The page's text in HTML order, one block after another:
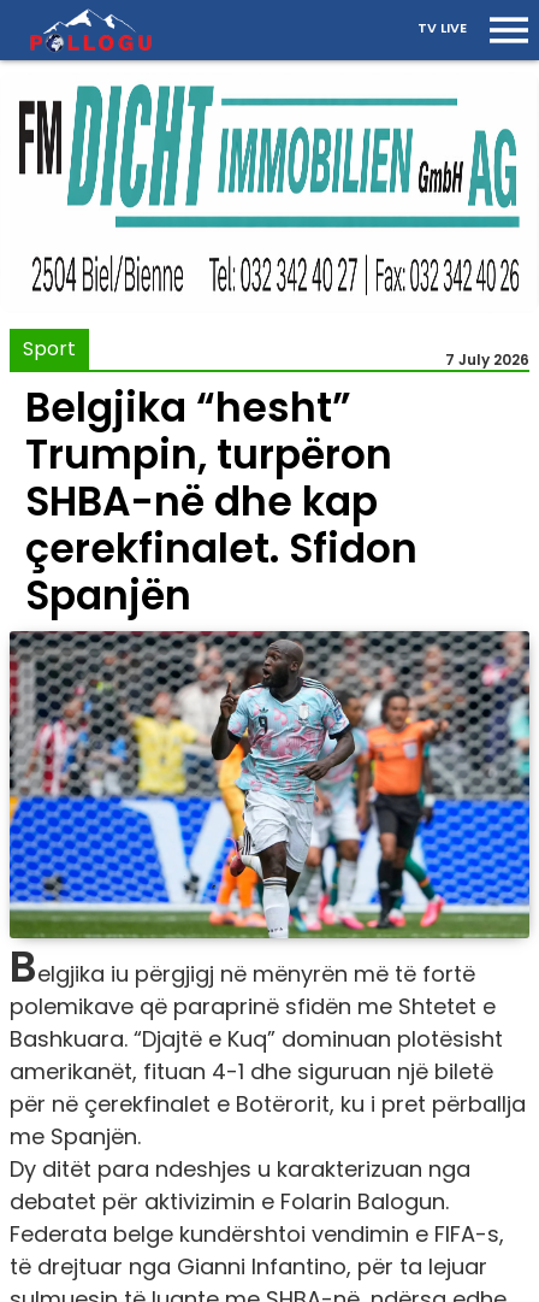
TV LIVE
Sport 7 July 2026
Belgjika “hesht”
Trumpin, turpëron
SHBA-në dhe kap
çerekfinalet. Sfidon
Spanjën
Belgjika iu përgjigj në mënyrën më të fortë
polemikave që paraprinë sfidën me Shtetet e
Bashkuara. “Djajtë e Kuq” dominuan plotësisht
amerikanët, fituan 4-1 dhe siguruan një biletë
për në çerekfinalet e Botërorit, ku i pret përballja
me Spanjën.
Dy ditët para ndeshjes u karakterizuan nga
debatet për aktivizimin e Folarin Balogun.
Federata belge kundërshtoi vendimin e FIFA-s,
të drejtuar nga Gianni Infantino, për ta lejuar